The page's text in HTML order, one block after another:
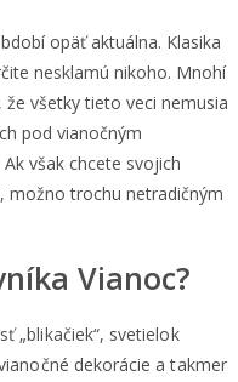
opäť aktuálna. Klasika
nesklamú nikoho. Mnohí
všetky tieto veci nemusia
pod vianočným
však chcete svojich
možno trochu netradičným
Vianoc?
„blikačiek“, svetielok
dekorácie a takmer